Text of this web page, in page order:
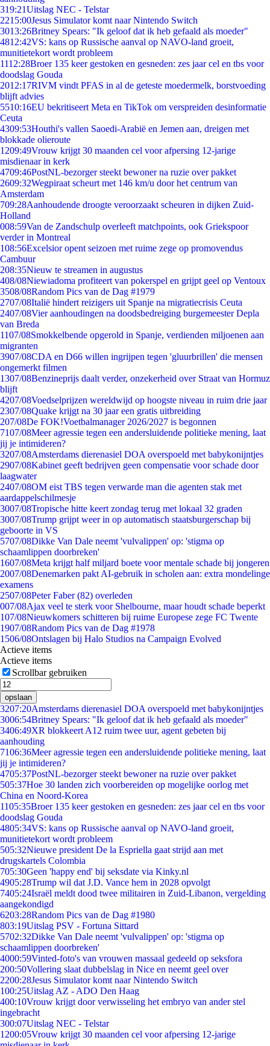
319:21Uitslag NEC - Telstar
2215:00Jesus Simulator komt naar Nintendo Switch
3013:26Britney Spears: "Ik geloof dat ik heb gefaald als moeder"
4812:42VS: kans op Russische aanval op NAVO-land groeit,
munitietekort wordt probleem
1112:28Broer 135 keer gestoken en gesneden: zes jaar cel en tbs voor
doodslag Gouda
2012:17RIVM vindt PFAS in al de geteste moedermelk, borstvoeding
blijft advies
5510:16EU bekritiseert Meta en TikTok om verspreiden desinformatie
Ceuta
4309:53Houthi's vallen Saoedi-Arabië en Jemen aan, dreigen met
blokkade olieroute
1209:49Vrouw krijgt 30 maanden cel voor afpersing 12-jarige
misdienaar in kerk
4709:46PostNL-bezorger steekt bewoner na ruzie over pakket
2609:32Wegpiraat scheurt met 146 km/u door het centrum van
Amsterdam
709:28Aanhoudende droogte veroorzaakt scheuren in dijken Zuid-
Holland
008:59Van de Zandschulp overleeft matchpoints, ook Griekspoor
verder in Montreal
108:56Excelsior opent seizoen met ruime zege op promovendus
Cambuur
208:35Nieuw te streamen in augustus
408/08Niewiadoma profiteert van pokerspel en grijpt geel op Ventoux
3508/08Random Pics van de Dag #1979
2707/08Italië hindert reizigers uit Spanje na migratiecrisis Ceuta
2407/08Vier aanhoudingen na doodsbedreiging burgemeester Depla
van Breda
1107/08Smokkelbende opgerold in Spanje, verdienden miljoenen aan
migranten
3907/08CDA en D66 willen ingrijpen tegen 'gluurbrillen' die mensen
ongemerkt filmen
1307/08Benzineprijs daalt verder, onzekerheid over Straat van Hormuz
blijft
4207/08Voedselprijzen wereldwijd op hoogste niveau in ruim drie jaar
2307/08Quake krijgt na 30 jaar een gratis uitbreiding
207/08De FOK!Voetbalmanager 2026/2027 is begonnen
7107/08Meer agressie tegen een andersluidende politieke mening, laat
jij je intimideren?
3207/08Amsterdams dierenasiel DOA overspoeld met babykonijntjes
2907/08Kabinet geeft bedrijven geen compensatie voor schade door
laagwater
2407/08OM eist TBS tegen verwarde man die agenten stak met
aardappelschilmesje
3007/08Tropische hitte keert zondag terug met lokaal 32 graden
3007/08Trump grijpt weer in op automatisch staatsburgerschap bij
geboorte in VS
5707/08Dikke Van Dale neemt 'vulvalippen' op: 'stigma op
schaamlippen doorbreken'
1607/08Meta krijgt half miljard boete voor mentale schade bij jongeren
2007/08Denemarken pakt AI-gebruik in scholen aan: extra mondelinge
examens
2507/08Peter Faber (82) overleden
007/08Ajax veel te sterk voor Shelbourne, maar houdt schade beperkt
107/08Nieuwkomers schitteren bij ruime Europese zege FC Twente
1907/08Random Pics van de Dag #1978
1506/08Ontslagen bij Halo Studios na Campaign Evolved
Actieve items
Actieve items
Scrollbar gebruiken
opslaan
3207:20Amsterdams dierenasiel DOA overspoeld met babykonijntjes
3006:54Britney Spears: "Ik geloof dat ik heb gefaald als moeder"
3406:49XR blokkeert A12 ruim twee uur, agent gebeten bij
aanhouding
7106:36Meer agressie tegen een andersluidende politieke mening, laat
jij je intimideren?
4705:37PostNL-bezorger steekt bewoner na ruzie over pakket
505:37Hoe 30 landen zich voorbereiden op mogelijke oorlog met
China en Noord-Korea
1105:35Broer 135 keer gestoken en gesneden: zes jaar cel en tbs voor
doodslag Gouda
4805:34VS: kans op Russische aanval op NAVO-land groeit,
munitietekort wordt probleem
505:32Nieuwe president De la Espriella gaat strijd aan met
drugskartels Colombia
705:30Geen 'happy end' bij seksdate via Kinky.nl
4905:28Trump wil dat J.D. Vance hem in 2028 opvolgt
7405:24Israël meldt dood twee militairen in Zuid-Libanon, vergelding
aangekondigd
6203:28Random Pics van de Dag #1980
803:19Uitslag PSV - Fortuna Sittard
5702:32Dikke Van Dale neemt 'vulvalippen' op: 'stigma op
schaamlippen doorbreken'
4000:59Vinted-foto's van vrouwen massaal gedeeld op seksfora
200:50Vollering slaat dubbelslag in Nice en neemt geel over
2200:28Jesus Simulator komt naar Nintendo Switch
100:25Uitslag AZ - ADO Den Haag
400:10Vrouw krijgt door verwisseling het embryo van ander stel
ingebracht
300:07Uitslag NEC - Telstar
1200:05Vrouw krijgt 30 maanden cel voor afpersing 12-jarige